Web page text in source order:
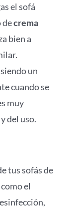
el sofá
decrema
bien a
un
cuando se
muy
del uso.
tus sofás de
el